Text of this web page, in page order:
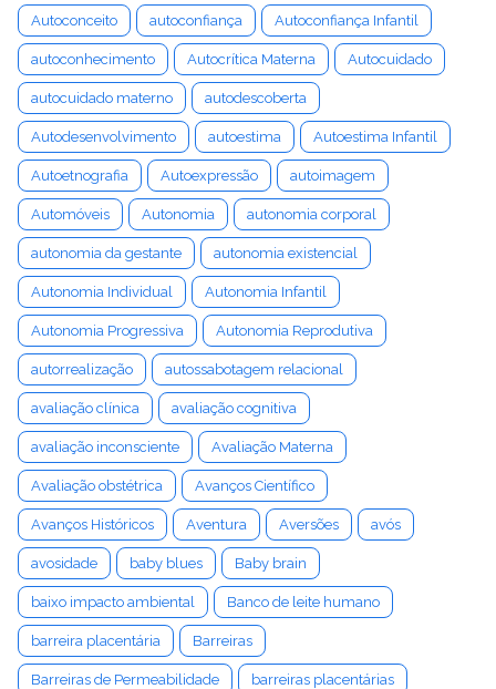
Autoconceito autoconfiança Autoconfiança Infantil
autoconhecimento Autocrítica Materna Autocuidado
autocuidado materno autodescoberta
Autodesenvolvimento autoestima Autoestima Infantil
Autoetnografia Autoexpressão autoimagem
Automóveis Autonomia autonomia corporal
autonomia da gestante autonomia existencial
Autonomia Individual Autonomia Infantil
Autonomia Progressiva Autonomia Reprodutiva
autorrealização autossabotagem relacional
avaliação clínica avaliação cognitiva
avaliação inconsciente Avaliação Materna
Avaliação obstétrica Avanços Científico
Avanços Históricos Aventura Aversões avós
avosidade baby blues Baby brain
baixo impacto ambiental Banco de leite humano
barreira placentária Barreiras
Barreiras de Permeabilidade barreiras placentárias